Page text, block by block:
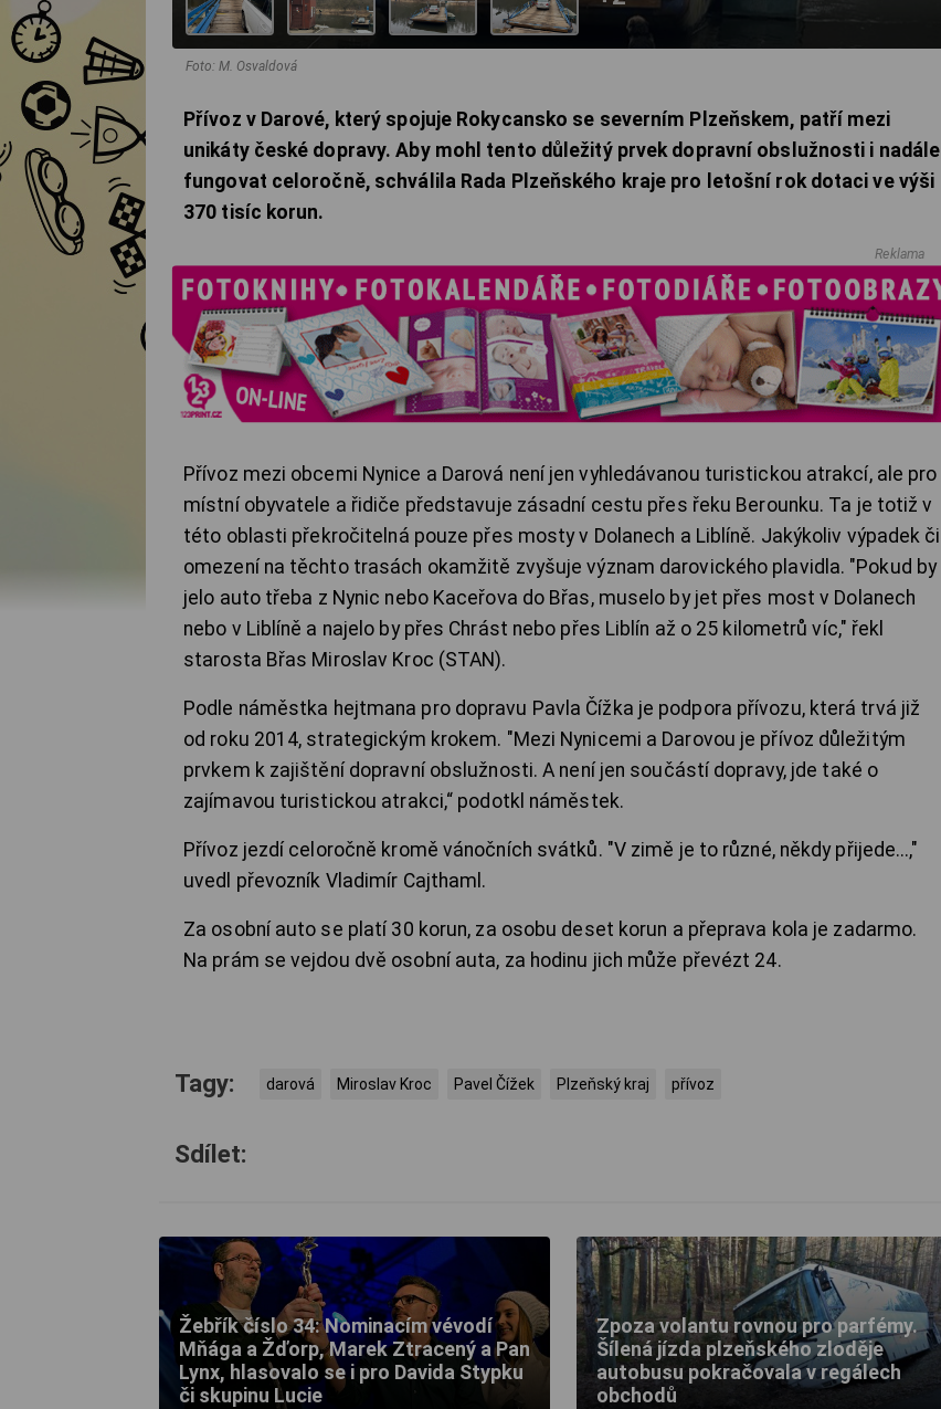
Foto: M. Osvaldová
Přívoz v Darové, který spojuje Rokycansko se severním Plzeňskem, patří mezi
unikáty české dopravy. Aby mohl tento důležitý prvek dopravní obslužnosti i nadále
fungovat celoročně, schválila Rada Plzeňského kraje pro letošní rok dotaci ve výši
370 tisíc korun.
Reklama
Přívoz mezi obcemi Nynice a Darová není jen vyhledávanou turistickou atrakcí, ale pro
místní obyvatele a řidiče představuje zásadní cestu přes řeku Berounku. Ta je totiž v
této oblasti překročitelná pouze přes mosty v Dolanech a Liblíně. Jakýkoliv výpadek či
omezení na těchto trasách okamžitě zvyšuje význam darovického plavidla. "Pokud by
jelo auto třeba z Nynic nebo Kaceřova do Břas, muselo by jet přes most v Dolanech
nebo v Liblíně a najelo by přes Chrást nebo přes Liblín až o 25 kilometrů víc," řekl
starosta Břas Miroslav Kroc (STAN).
Podle náměstka hejtmana pro dopravu Pavla Čížka je podpora přívozu, která trvá již
od roku 2014, strategickým krokem. "Mezi Nynicemi a Darovou je přívoz důležitým
prvkem k zajištění dopravní obslužnosti. A není jen součástí dopravy, jde také o
zajímavou turistickou atrakci,“ podotkl náměstek.
Přívoz jezdí celoročně kromě vánočních svátků. "V zimě je to různé, někdy přijede...,"
uvedl převozník Vladimír Cajthaml.
Za osobní auto se platí 30 korun, za osobu deset korun a přeprava kola je zadarmo.
Na prám se vejdou dvě osobní auta, za hodinu jich může převézt 24.
Tagy: darová Miroslav Kroc Pavel Čížek Plzeňský kraj přívoz
Sdílet:
Žebřík číslo 34: Nominacím vévodí
Mňága a Žďorp, Marek Ztracený a Pan
Lynx, hlasovalo se i pro Davida Stypku
či skupinu Lucie
Zpoza volantu rovnou pro parfémy.
Šílená jízda plzeňského zloděje
autobusu pokračovala v regálech
obchodů